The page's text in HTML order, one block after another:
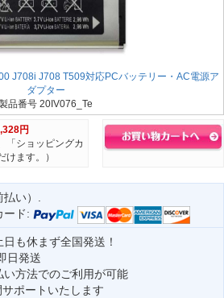
J708i J708 T509対応PCバッテリー・AC電源ア
ダプター
品番号 20IV076_Te
円
「ショッピングカ
けます。）
払い）.
ード:
も休まず全国発送！
日発送
い方法でのご利用が可能
ポートいたします